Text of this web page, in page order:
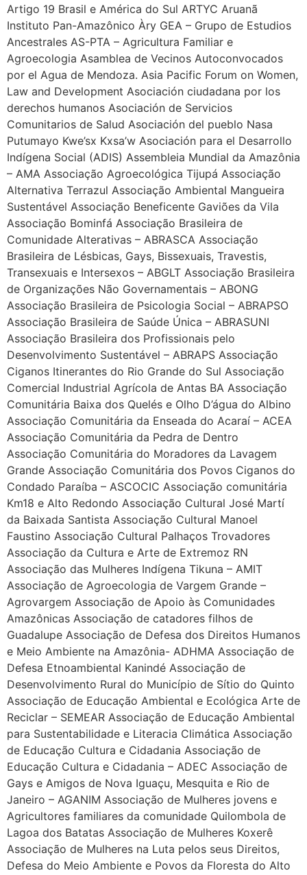
Artigo 19 Brasil e América do Sul ARTYC Aruanã
Instituto Pan-Amazônico Àry GEA – Grupo de Estudios
Ancestrales AS-PTA – Agricultura Familiar e
Agroecologia Asamblea de Vecinos Autoconvocados
por el Agua de Mendoza. Asia Pacific Forum on Women,
Law and Development Asociación ciudadana por los
derechos humanos Asociación de Servicios
Comunitarios de Salud Asociación del pueblo Nasa
Putumayo Kwe’sx Kxsa’w Asociación para el Desarrollo
Indígena Social (ADIS) Assembleia Mundial da Amazônia
– AMA Associação Agroecológica Tijupá Associação
Alternativa Terrazul Associação Ambiental Mangueira
Sustentável Associação Beneficente Gaviões da Vila
Associação Bominfá Associação Brasileira de
Comunidade Alterativas – ABRASCA Associação
Brasileira de Lésbicas, Gays, Bissexuais, Travestis,
Transexuais e Intersexos – ABGLT Associação Brasileira
de Organizações Não Governamentais – ABONG
Associação Brasileira de Psicologia Social – ABRAPSO
Associação Brasileira de Saúde Única – ABRASUNI
Associação Brasileira dos Profissionais pelo
Desenvolvimento Sustentável – ABRAPS Associação
Ciganos Itinerantes do Rio Grande do Sul Associação
Comercial Industrial Agrícola de Antas BA Associação
Comunitária Baixa dos Quelés e Olho D’água do Albino
Associação Comunitária da Enseada do Acaraí – ACEA
Associação Comunitária da Pedra de Dentro
Associação Comunitária do Moradores da Lavagem
Grande Associação Comunitária dos Povos Ciganos do
Condado Paraíba – ASCOCIC Associação comunitária
Km18 e Alto Redondo Associação Cultural José Martí
da Baixada Santista Associação Cultural Manoel
Faustino Associação Cultural Palhaços Trovadores
Associação da Cultura e Arte de Extremoz RN
Associação das Mulheres Indígena Tikuna – AMIT
Associação de Agroecologia de Vargem Grande –
Agrovargem Associação de Apoio às Comunidades
Amazônicas Associação de catadores filhos de
Guadalupe Associação de Defesa dos Direitos Humanos
e Meio Ambiente na Amazônia- ADHMA Associação de
Defesa Etnoambiental Kanindé Associação de
Desenvolvimento Rural do Município de Sítio do Quinto
Associação de Educação Ambiental e Ecológica Arte de
Reciclar – SEMEAR Associação de Educação Ambiental
para Sustentabilidade e Literacia Climática Associação
de Educação Cultura e Cidadania Associação de
Educação Cultura e Cidadania – ADEC Associação de
Gays e Amigos de Nova Iguaçu, Mesquita e Rio de
Janeiro – AGANIM Associação de Mulheres jovens e
Agricultores familiares da comunidade Quilombola de
Lagoa dos Batatas Associação de Mulheres Koxerê
Associação de Mulheres na Luta pelos seus Direitos,
Defesa do Meio Ambiente e Povos da Floresta do Alto